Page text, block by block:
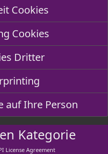
Cookies
Cookies
Dritter
auf Ihre Person
Kategorie
License Agreement